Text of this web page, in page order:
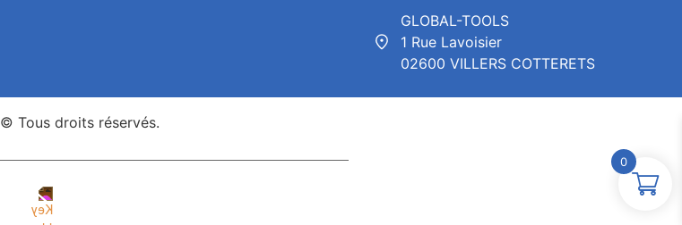
GLOBAL-TOOLS
1 Rue Lavoisier
02600 VILLERS COTTERETS
© Tous droits réservés.
0